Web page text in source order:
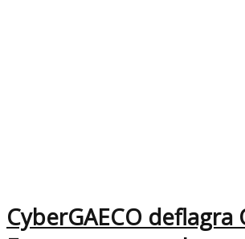
CyberGAECO deflagra